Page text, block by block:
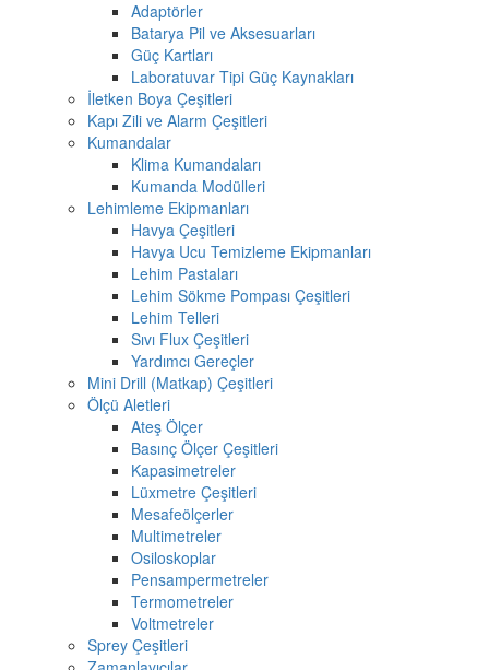
Adaptörler
Batarya Pil ve Aksesuarları
Güç Kartları
Laboratuvar Tipi Güç Kaynakları
İletken Boya Çeşitleri
Kapı Zili ve Alarm Çeşitleri
Kumandalar
Klima Kumandaları
Kumanda Modülleri
Lehimleme Ekipmanları
Havya Çeşitleri
Havya Ucu Temizleme Ekipmanları
Lehim Pastaları
Lehim Sökme Pompası Çeşitleri
Lehim Telleri
Sıvı Flux Çeşitleri
Yardımcı Gereçler
Mini Drill (Matkap) Çeşitleri
Ölçü Aletleri
Ateş Ölçer
Basınç Ölçer Çeşitleri
Kapasimetreler
Lüxmetre Çeşitleri
Mesafeölçerler
Multimetreler
Osiloskoplar
Pensampermetreler
Termometreler
Voltmetreler
Sprey Çeşitleri